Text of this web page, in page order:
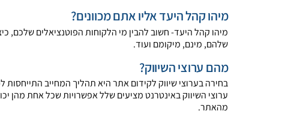
מיהו קהל היעד אליו אתם מכוונים?
מיהו קהל היעד- חשוב להבין מי הלקוחות הפוטנציאלים שלכם,
שלהם, מינם, מיקומם ועוד.
מהם ערוצי השיווק?​
בחירה בערוצי שיווק לקידום אתר היא תהליך המחייב
ערוצי השיווק באינטרנט מציעים שלל אפשרויות שכל אחת מהן
מהאתר.